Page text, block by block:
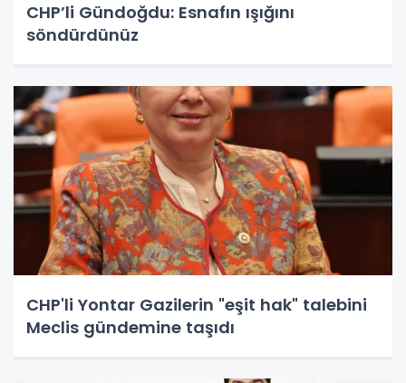
CHP’li Gündoğdu: Esnafın ışığını
söndürdünüz
CHP'li Yontar Gazilerin "eşit hak" talebini
Meclis gündemine taşıdı